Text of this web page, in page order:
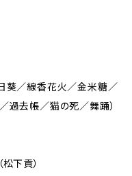
葵／線香花火／金米糖／
過去帳／猫の死／舞踊）
下貢）